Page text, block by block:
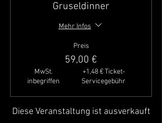
Gruseldinner
Mehr Infos
Preis
59,00 €
MwSt.
inbegriffen
+1,48 € Ticket-
Servicegebühr
Diese Veranstaltung ist ausverkauft